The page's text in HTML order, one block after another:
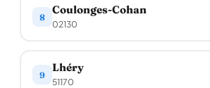
8
Coulonges-Cohan
02130
9
Lhéry
51170